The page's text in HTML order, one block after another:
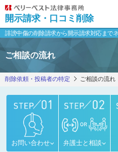
開示請求・口コミ削除
誹謗中傷の削除請求から開示請求対応まで
ご相談の流れ
削除依頼・投稿者の特定 ご相談の流れ
お問い合わせ 弁護士と相談